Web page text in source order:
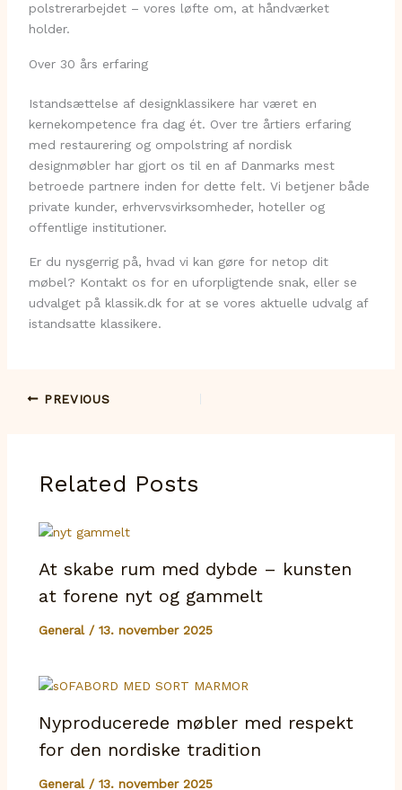
polstrerarbejdet – vores løfte om, at håndværket
holder.
Over 30 års erfaring
Istandsættelse af designklassikere har været en
kernekompetence fra dag ét. Over tre årtiers erfaring
med restaurering og ompolstring af nordisk
designmøbler har gjort os til en af Danmarks mest
betroede partnere inden for dette felt. Vi betjener både
private kunder, erhvervsvirksomheder, hoteller og
offentlige institutioner.
Er du nysgerrig på, hvad vi kan gøre for netop dit
møbel? Kontakt os for en uforpligtende snak, eller se
udvalget på klassik.dk for at se vores aktuelle udvalg af
istandsatte klassikere.
PREVIOUS
Related Posts
At skabe rum med dybde – kunsten
at forene nyt og gammelt
General/ 13. november 2025
Nyproducerede møbler med respekt
for den nordiske tradition
General/ 13. november 2025